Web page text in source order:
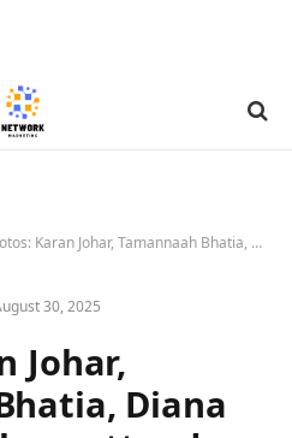
Johar, Tamannaah Bhatia, Diana Penty and others attend the trailer launch of Do You Wanna Partner | Parties & Events – Bollywood Hungama
30, 2025
Johar,
Diana